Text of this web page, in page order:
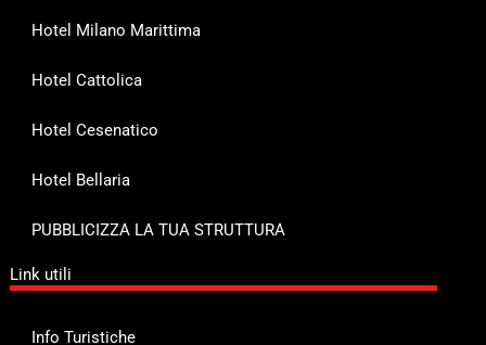
Hotel Milano Marittima
Hotel Cattolica
Hotel Cesenatico
Hotel Bellaria
PUBBLICIZZA LA TUA STRUTTURA
Link utili
Info Turistiche